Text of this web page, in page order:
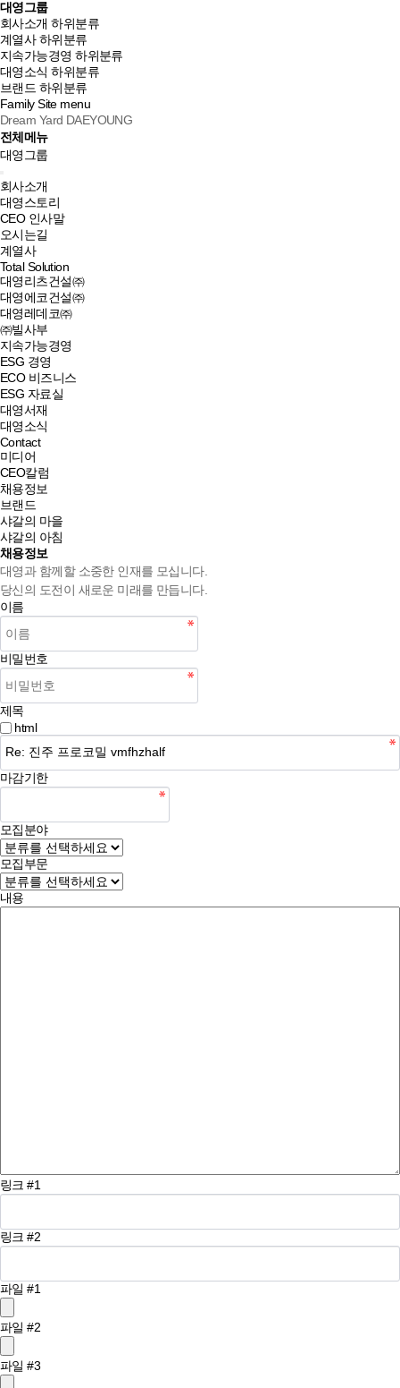
대영그룹
회사소개 하위분류
계열사 하위분류
지속가능경영 하위분류
대영소식 하위분류
브랜드 하위분류
Family Site menu
Dream Yard DAEYOUNG
전체메뉴
대영그룹
회사소개
대영스토리
CEO 인사말
오시는길
계열사
Total Solution
대영리츠건설㈜
대영에코건설㈜
대영레데코㈜
㈜빌사부
지속가능경영
ESG 경영
ECO 비즈니스
ESG 자료실
대영서재
대영소식
Contact
미디어
CEO칼럼
채용정보
브랜드
샤갈의 마을
샤갈의 아침
채용정보
대영과 함께할 소중한 인재를 모십니다.
당신의 도전이 새로운 미래를 만듭니다.
이름
비밀번호
제목
html
마감기한
모집분야
모집부문
내용
링크 #1
링크 #2
파일 #1
파일 #2
파일 #3